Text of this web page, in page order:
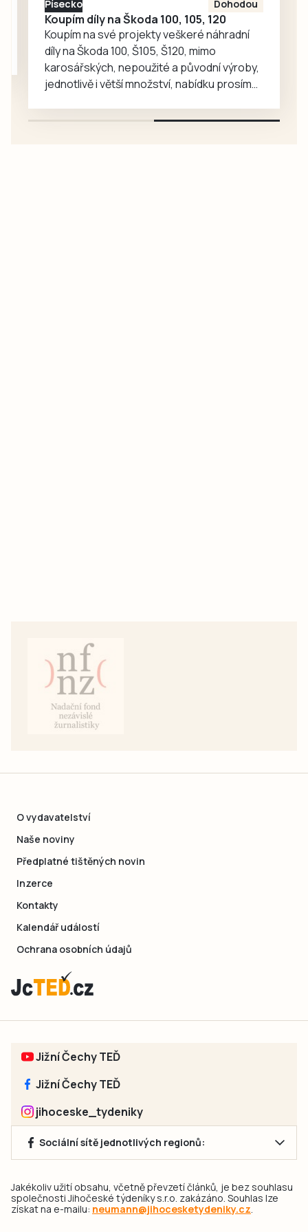
Písecko Dohodou
Koupím díly na Škoda 100, 105, 120
Koupím na své projekty veškeré náhradní
díly na Škoda 100, Š105, Š120, mimo
karosářských, nepoužité a původní výroby,
jednotlivě i větší množství, nabídku prosím
O vydavatelství
Naše noviny
Předplatné tištěných novin
Inzerce
Kontakty
Kalendář událostí
Ochrana osobních údajů
Jižní Čechy TEĎ
Jižní Čechy TEĎ
jihoceske_tydeniky
Sociální sítě jednotlivých regionů:
Jakékoliv užití obsahu, včetně převzetí článků, je bez souhlasu
společnosti Jihočeské týdeníky s.r.o. zakázáno. Souhlas lze
získat na e-mailu: neumann@jihocesketydeniky.cz